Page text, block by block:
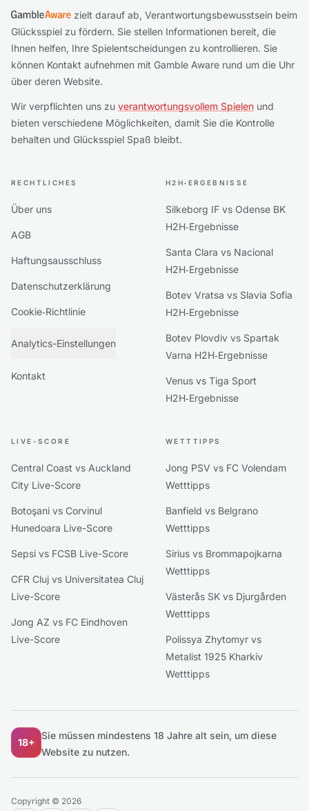
zielt darauf ab, Verantwortungsbewusstsein beim
Glücksspiel zu fördern. Sie stellen Informationen bereit, die
Ihnen helfen, Ihre Spielentscheidungen zu kontrollieren. Sie
können Kontakt aufnehmen mit Gamble Aware rund um die Uhr
über deren Website.
Wir verpflichten uns zu verantwortungsvollem Spielen und
bieten verschiedene Möglichkeiten, damit Sie die Kontrolle
behalten und Glücksspiel Spaß bleibt.
RECHTLICHES
Über uns
AGB
Haftungsausschluss
Datenschutzerklärung
Cookie‑Richtlinie
Analytics-Einstellungen
Kontakt
H2H‑ERGEBNISSE
Silkeborg IF vs Odense BK
H2H‑Ergebnisse
Santa Clara vs Nacional
H2H‑Ergebnisse
Botev Vratsa vs Slavia Sofia
H2H‑Ergebnisse
Botev Plovdiv vs Spartak
Varna H2H‑Ergebnisse
Venus vs Tiga Sport
H2H‑Ergebnisse
LIVE-SCORE
Central Coast vs Auckland
City Live-Score
Botoşani vs Corvinul
Hunedoara Live-Score
Sepsi vs FCSB Live-Score
CFR Cluj vs Universitatea Cluj
Live-Score
Jong AZ vs FC Eindhoven
Live-Score
WETTTIPPS
Jong PSV vs FC Volendam
Wetttipps
Banfield vs Belgrano
Wetttipps
Sirius vs Brommapojkarna
Wetttipps
Västerås SK vs Djurgården
Wetttipps
Polissya Zhytomyr vs
Metalist 1925 Kharkiv
Wetttipps
18+
Sie müssen mindestens 18 Jahre alt sein, um diese
Website zu nutzen.
Copyright © 2026